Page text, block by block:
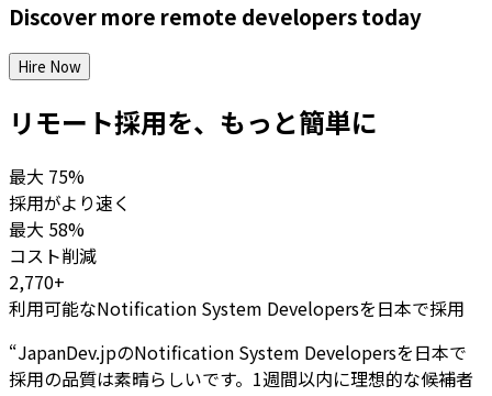
Discover more remote developerstoday
Hire Now
リモート採用を、もっと簡単に
最大 75%
採用がより速く
最大 58%
コスト削減
2,770+
利用可能なNotification System Developersを日本で採用
“JapanDev.jpのNotification System Developersを日本で
採用の品質は素晴らしいです。1週間以内に理想的な候補者